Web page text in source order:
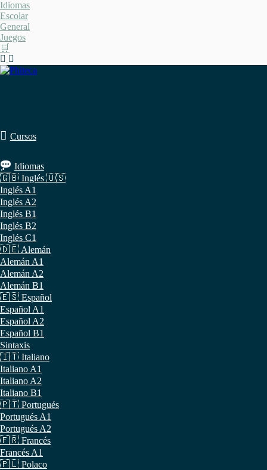
Saltar
al
contenido
Idiomas
Escolar
General
Juegos
🛒
Cursos
Idiomas
🇬🇧 Inglés 🇺🇸
Inglés A1
Inglés A2
Inglés B1
Inglés B2
Inglés C1
🇩🇪 Alemán
Alemán A1
Alemán A2
Alemán B1
🇪🇸 Español
Español A1
Español A2
Español B1
Sintaxis
🇮🇹 Italiano
Italiano A1
Italiano A2
Italiano B1
🇵🇹 Portugués
Portugués A1
Portugués A2
🇫🇷 Francés
Francés A1
🇵🇱 Polaco